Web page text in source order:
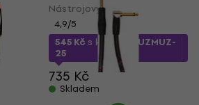
Nástrojový kabel
4,9/5
545 Kč s kódem MUZMUZ-
25
735 Kč
Skladem